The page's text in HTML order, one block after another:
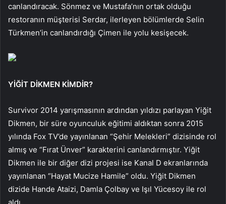
canlandıracak. Sönmez ve Mustafa’nın ortak olduğu
restoranın müşterisi Serdar, ilerleyen bölümlerde Selin
Türkmen’in canlandırdığı Çimen ile yolu kesişecek.
YİĞİT DİKMEN KİMDİR?
Survivor 2014 yarışmasının ardından yıldızı parlayan Yiğit
Dikmen, bir süre oyunculuk eğitimi aldıktan sonra 2015
yılında Fox TV’de yayınlanan “Şehir Melekleri” dizisinde rol
almış ve “Fırat Ünver” karakterini canlandırmıştır. Yiğit
Dikmen ile bir diğer dizi projesi ise Kanal D ekranlarında
yayınlanan “Hayat Mucize Hamile” oldu. Yiğit Dikmen
dizide Hande Ataizi, Damla Çolbay ve Işıl Yücesoy ile rol
aldı.